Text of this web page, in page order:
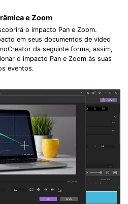
e Zoom
o impacto Pan e Zoom.
em seus documentos de vídeo
da seguinte forma, assim,
o impacto Pan e Zoom às suas
eventos.